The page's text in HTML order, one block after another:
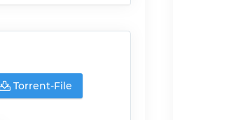
Torrent-File